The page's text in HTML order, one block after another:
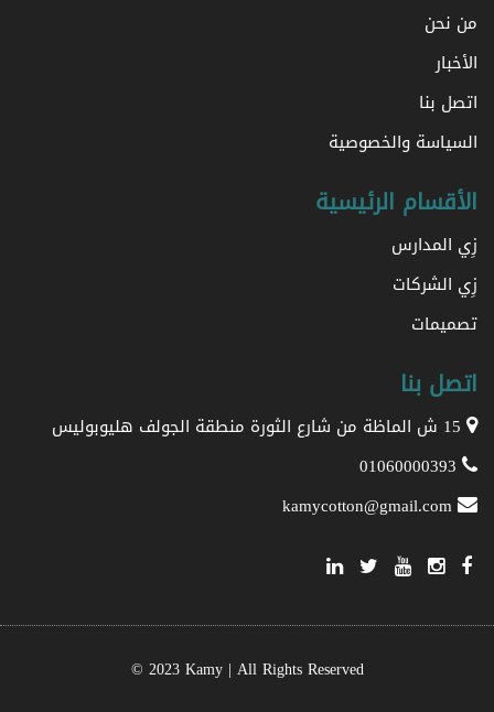
من نحن
الأخبار
اتصل بنا
السياسة والخصوصية
الأقسام الرئيسية
زِي المدارس
زِي الشركات
تصميمات
اتصل بنا
© 2023 Kamy | All Rights Reserved